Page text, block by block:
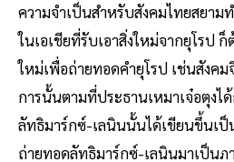
ความจำเป็นสำหรับสังคมไทยสยาม
ในเอเชียที่รับเอาสิ่งใหม่จากยุโรป
ใหม่เพื่อถ่ายทอดคำยุโรป เช่นสังค
การนั้นตามที่ประธานเหมาเจ๋อตุงไ
ลัทธิมาร์กซ์-เลนินนั้นได้เขียนขึ้นเป็
ถ่ายทอดลัทธิมาร์กซ์-เลนินมาเป็น